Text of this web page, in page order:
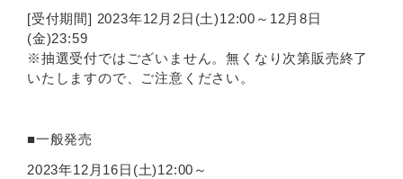
[受付期間] 2023年12月2日(土)12:00～12月8日
(金)23:59
※抽選受付ではございません。無くなり次第販売終了
いたしますので、ご注意ください。
■一般発売
2023年12月16日(土)12:00～